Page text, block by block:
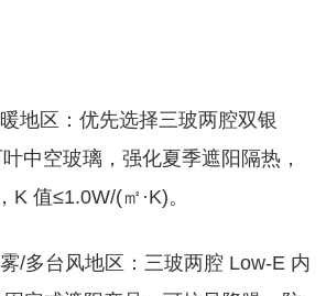
地区：优先选择三玻两腔双银
中空玻璃，强化夏季遮阳隔热，
值≤1.0W/(㎡·K)。
/多台风地区：三玻两腔 Low-E 内